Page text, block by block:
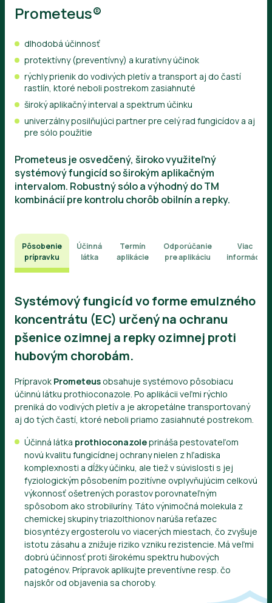
Prometeus®
dlhodobá účinnosť
protektívny (preventívny) a kuratívny účinok
rýchly prienik do vodivých pletív a transport aj do častí
rastlín, ktoré neboli postrekom zasiahnuté
široký aplikačný interval a spektrum účinku
univerzálny posilňujúci partner pre celý rad fungicídov a aj
pre sólo použitie
Prometeus je osvedčený, široko využiteľný
systémový fungicíd so širokým aplikačným
intervalom. Robustný sólo a výhodný do TM
kombinácií pre kontrolu chorôb obilnín a repky.
Pôsobenie
prípravku
Účinná
látka
Termín
aplikácie
Odporúčanie
pre aplikáciu
Viac
informácií
Systémový fungicíd vo forme emulzného
koncentrátu (EC) určený na ochranu
pšenice ozimnej a repky ozimnej proti
hubovým chorobám.
Prípravok Prometeusobsahuje systémovo pôsobiacu
účinnú látku prothioconazole. Po aplikácii veľmi rýchlo
preniká do vodivých pletív a je akropetálne transportovaný
aj do tých častí, ktoré neboli priamo zasiahnuté postrekom.
Účinná látka prothioconazoleprináša pestovateľom
novú kvalitu fungicídnej ochrany nielen z hľadiska
komplexnosti a dĺžky účinku, ale tiež v súvislosti s jej
fyziologickým pôsobením pozitívne ovplyvňujúcim celkovú
výkonnosť ošetrených porastov porovnateľným
spôsobom ako strobiluríny. Táto výnimočná molekula z
chemickej skupiny triazolthionov narúša reťazec
biosyntézy ergosterolu vo viacerých miestach, čo zvyšuje
istotu zásahu a znižuje riziko vzniku rezistencie. Má veľmi
dobrú účinnosť proti širokému spektru hubových
patogénov. Prípravok aplikujte preventívne resp. čo
najskôr od objavenia sa choroby.